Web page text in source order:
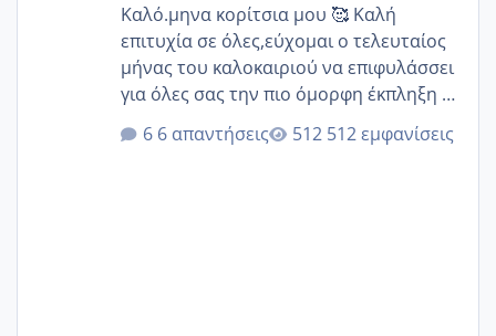
Καλό.μηνα κορίτσια μου 🥰 Καλή
επιτυχία σε όλες,εύχομαι ο τελευταίος
μήνας του καλοκαιριού να επιφυλάσσει
για όλες σας την πιο όμορφη έκπληξη 🧿
@Elk @Melikara86 @Παρασκευαιδου
@Zenia z @melitiniღ @Christi.D.
6 απαντήσεις 512 εμφανίσεις